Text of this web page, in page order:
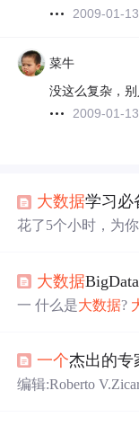
2009-01-13
菜牛
没这么复杂，别
2009-01-13
大数据学习必备
花了5个小时，为
大数据
一 什么是大数据?
才能具有更强的决
量、高增长率和多样化的信
一个杰出的专
编辑:Roberto V.Zicari 2012年6月5日 每天，会有250亿